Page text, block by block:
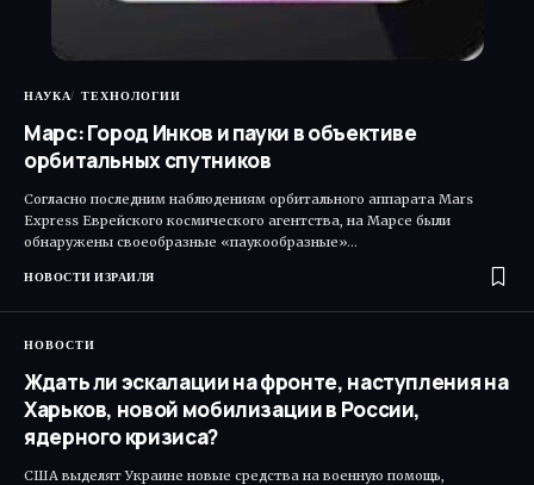
НАУКА ТЕХНОЛОГИИ
Марс: Город Инков и пауки в объективе
орбитальных спутников
Согласно последним наблюдениям орбитального аппарата Mars
Express Еврейского космического агентства, на Марсе были
обнаружены своеобразные «паукообразные»…
НОВОСТИ ИЗРАИЛЯ
НОВОСТИ
Ждать ли эскалации на фронте, наступления на
Харьков, новой мобилизации в России,
ядерного кризиса?
США выделят Украине новые средства на военную помощь,